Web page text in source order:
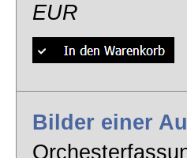
EUR
Bilder einer